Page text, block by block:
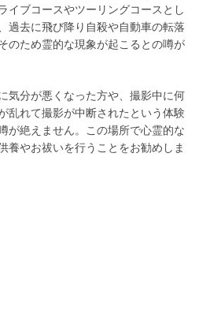
イブコースやツーリングコースとし
過去に飛び降り自殺や自動車の転落
のため霊的な現象が起こるとの噂が
気分が悪くなった方や、撮影中に何
乱れて撮影が中断されたという体験
が絶えません。この場所で心霊的な
養やお祓いを行うことをお勧めしま